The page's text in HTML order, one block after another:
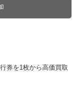
券を1枚から高価買取